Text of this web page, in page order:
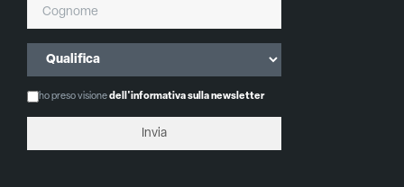
ho preso visionedell'informativa sulla newsletter